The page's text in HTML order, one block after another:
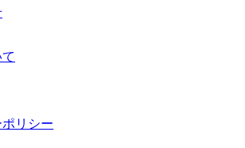
リシー